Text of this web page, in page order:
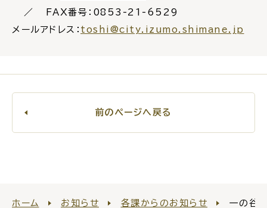
便利なサービス
くらしの便利情報 子育て便利帳
FAX番号：0853-21-6529
メールアドレス： toshi@city.izumo.shimane.jp
前のページへ戻る
ホーム お知らせ 各課からのお知らせ 一の谷